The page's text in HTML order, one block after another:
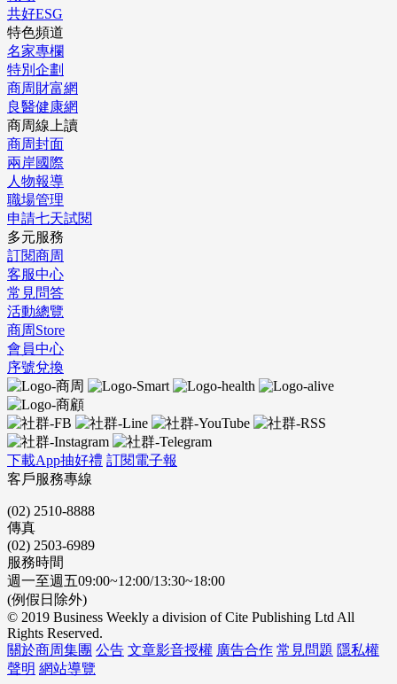
共好ESG
特色頻道
名家專欄
特別企劃
商周財富網
良醫健康網
商周線上讀
商周封面
兩岸國際
人物報導
職場管理
申請七天試閱
多元服務
訂閱商周
客服中心
常見問答
活動總覽
商周Store
會員中心
序號兌換
下載App抽好禮 訂閱電子報
客戶服務專線
(02) 2510-8888
傳真
(02) 2503-6989
服務時間
週一至週五09:00~12:00/13:30~18:00
(例假日除外)
© 2019 Business Weekly a division of Cite Publishing Ltd All
Rights Reserved.
關於商周集團 公告 文章影音授權 廣告合作 常見問題 隱私權
聲明 網站導覽